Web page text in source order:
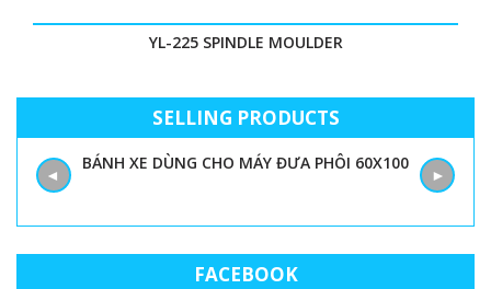
YL-225 SPINDLE MOULDER
SELLING PRODUCTS
BÁNH XE DÙNG CHO MÁY ĐƯA PHÔI 60X100
◄ ►
FACEBOOK